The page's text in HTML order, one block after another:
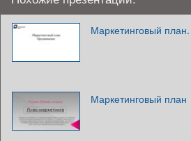
Маркетинговый
Маркетинговый план